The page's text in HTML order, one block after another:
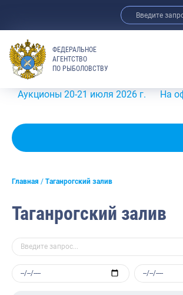
ФЕДЕРАЛЬНОЕ
АГЕНТСТВО
ПО РЫБОЛОВСТВУ
20-21 июля 2026 г. На
Главная Таганрогский залив
Таганрогский залив